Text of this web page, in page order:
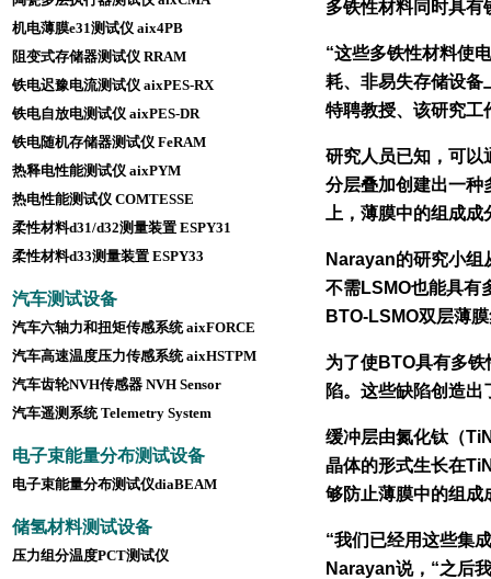
机电薄膜e31测试仪 aix4PB
阻变式存储器测试仪 RRAM
铁电迟豫电流测试仪 aixPES-RX
铁电自放电测试仪 aixPES-DR
铁电随机存储器测试仪 FeRAM
热释电性能测试仪 aixPYM
热电性能测试仪 COMTESSE
柔性材料d31/d32测量装置 ESPY31
柔性材料d33测量装置 ESPY33
汽车测试设备
汽车六轴力和扭矩传感系统 aixFORCE
汽车高速温度压力传感系统 aixHSTPM
汽车齿轮NVH传感器 NVH Sensor
汽车遥测系统 Telemetry System
电子束能量分布测试设备
电子束能量分布测试仪diaBEAM
储氢材料测试设备
压力组分温度PCT测试仪
多铁性材料同时具有
“这些多铁性材料使
耗、非易失存储设备
特聘教授、该研究
研究人员已知，可以
分层叠加创建出一种
上，薄膜中的组成
Narayan的研究小组
不需LSMO也能具有
BTO-LSMO双层薄
为了使BTO具有多
陷。这些缺陷创造
缓冲层由氮化钛（
晶体的形式生长在
够防止薄膜中的组成
“我们已经用这些集
Narayan说，“之后